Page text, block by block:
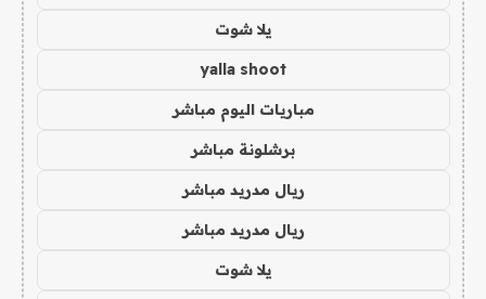
يلا شوت
yalla shoot
مباريات اليوم مباشر
برشلونة مباشر
ريال مدريد مباشر
ريال مدريد مباشر
يلا شوت